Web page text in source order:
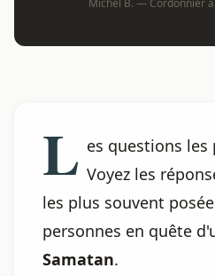
Michel B. — Cordonnier
L es questions
Voyez les
les plus souvent
personnes en quête
Samatan.